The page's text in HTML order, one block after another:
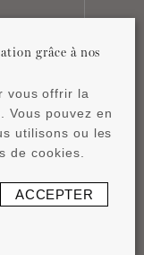
grâce à nos
vous offrir la
Vous pouvez en
utilisons ou les
de cookies.
ACCEPTER